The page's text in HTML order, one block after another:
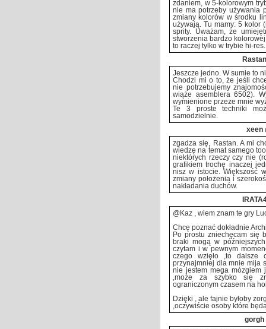
zdaniem, w 5-kolorowym
nie ma potrzeby używania
zmiany kolorów w środku
używają. Tu mamy: 5 kolor
sprity. Uważam, że
stworzenia bardzo
to raczej tylko w trybie hi-res.
Rastan
Jeszcze jedno. W sumie to
Chodzi mi o to, że jeśli
nie potrzebujemy
wiąże asemblera 6502).
wymienione przeze mnie
Te 3 proste techniki
samodzielnie.
xeen
zgadza się, Rastan. A mi
wiedzę na temat samego
niektórych rzeczy czy nie
grafikiem trochę inaczej
nisz w istocie. Większość
zmiany położenia i
nakładania duchów.
@Kaz , wiem znam te gry
Chcę poznać dokładnie
Po prostu zniechęcam się
braki mogą w
czytam i w pewnym
czego wzięło ,to dalsze
przynajmniej dla mnie mija
nie jestem mega mózgiem
,może za szybko się
ograniczonym czasem na
Dzięki , ale fajnie byłoby
,oczywiście osoby które
gorgh